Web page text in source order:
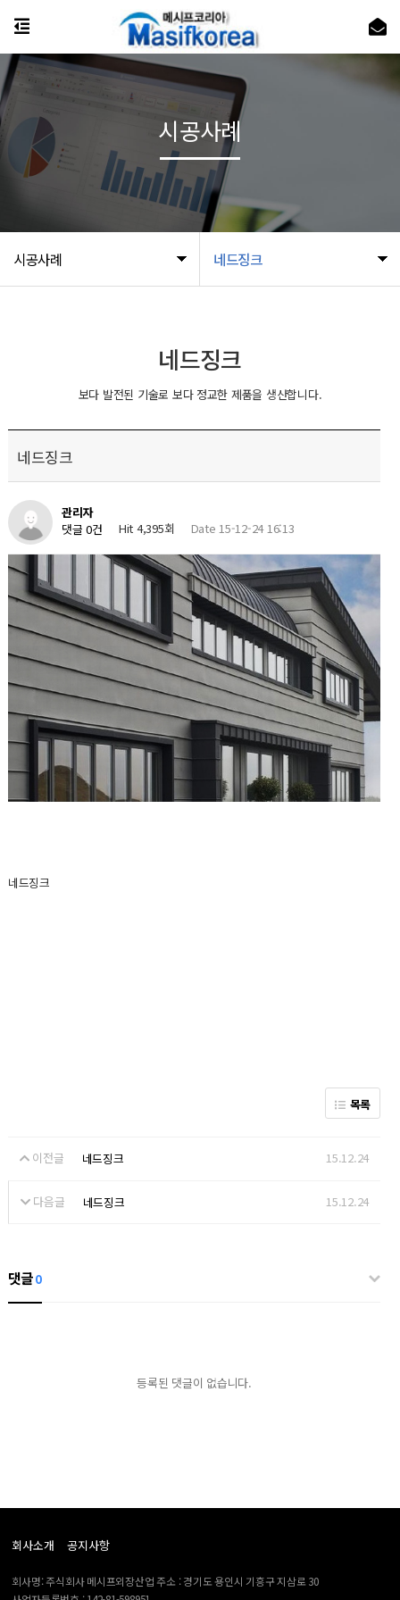
시공사례 네드징크
시공사례
네드징크
보다 발전된 기술로 보다 정교한 제품을 생산합니다.
네드징크
관리자
댓글 0건
Hit 4,395회 Date 15-12-24 16:13
네드징크
목록
이전글 네드징크 15.12.24
다음글 네드징크 15.12.24
댓글0
등록된 댓글이 없습니다.
회사소개 공지사항
회사명: 주식회사 메시프외장산업 주소 : 경기도 용인시 기흥구 지삼로 30